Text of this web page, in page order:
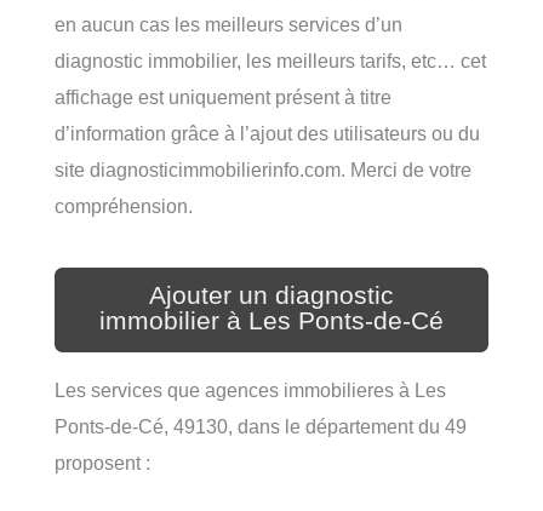
en aucun cas les meilleurs services d’un
diagnostic immobilier, les meilleurs tarifs, etc… cet
affichage est uniquement présent à titre
d’information grâce à l’ajout des utilisateurs ou du
site diagnosticimmobilierinfo.com. Merci de votre
compréhension.
Ajouter un diagnostic
immobilier à Les Ponts-de-Cé
Les services que agences immobilieres à Les
Ponts-de-Cé, 49130, dans le département du 49
proposent :